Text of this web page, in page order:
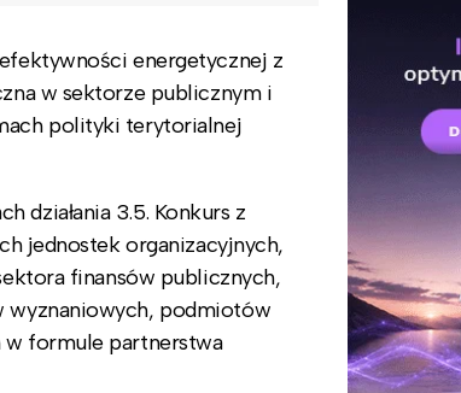
energetycznej z
w sektorze publicznym i
polityki terytorialnej
działania 3.5. Konkurs z
jednostek organizacyjnych,
finansów publicznych,
wyznaniowych, podmiotów
formule partnerstwa